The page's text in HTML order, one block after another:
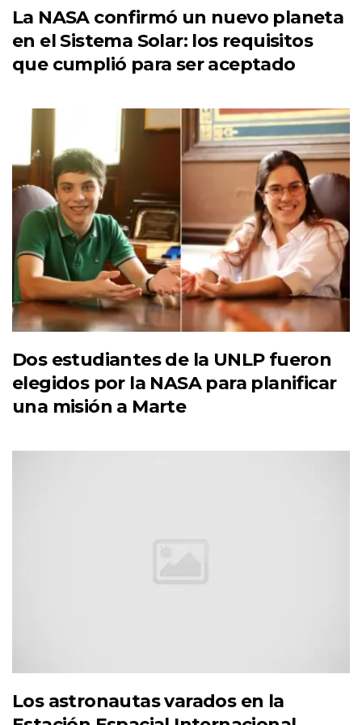
La NASA confirmó un nuevo planeta
en el Sistema Solar: los requisitos
que cumplió para ser aceptado
Dos estudiantes de la UNLP fueron
elegidos por la NASA para planificar
una misión a Marte
Los astronautas varados en la